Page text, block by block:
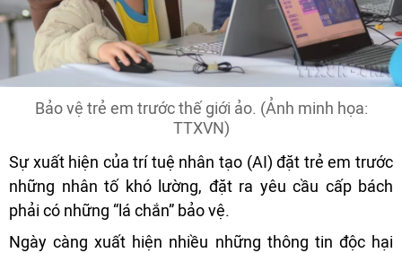
Bảo vệ trẻ em trước thế giới ảo. (Ảnh minh họa:
TTXVN)
Sự xuất hiện của trí tuệ nhân tạo (AI) đặt trẻ em trước
những nhân tố khó lường, đặt ra yêu cầu cấp bách
phải có những “lá chắn” bảo vệ.
Ngày càng xuất hiện nhiều những thông tin độc hại